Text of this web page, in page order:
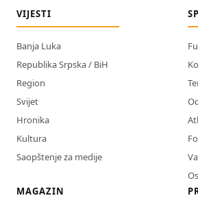
VIJESTI
Banja Luka
Republika Srpska / BiH
Region
Svijet
Hronika
Kultura
Saopštenje za medije
MAGAZIN